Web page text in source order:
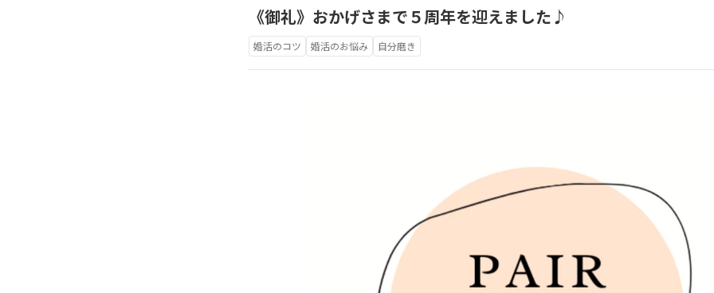
《御礼》おかげさまで５周年を迎えました♪
婚活のコツ 婚活のお悩み 自分磨き